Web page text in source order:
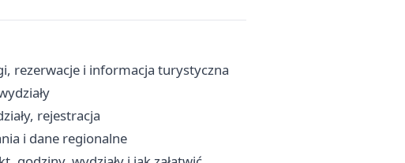
rezerwacje i informacja turystyczna
rejestracja
i dane regionalne